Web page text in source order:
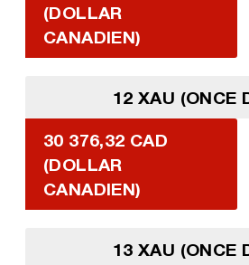
(DOLLAR
CANADIEN)
12 XAU (ONCE
30 376,32 CAD
(DOLLAR
CANADIEN)
13 XAU (ONCE